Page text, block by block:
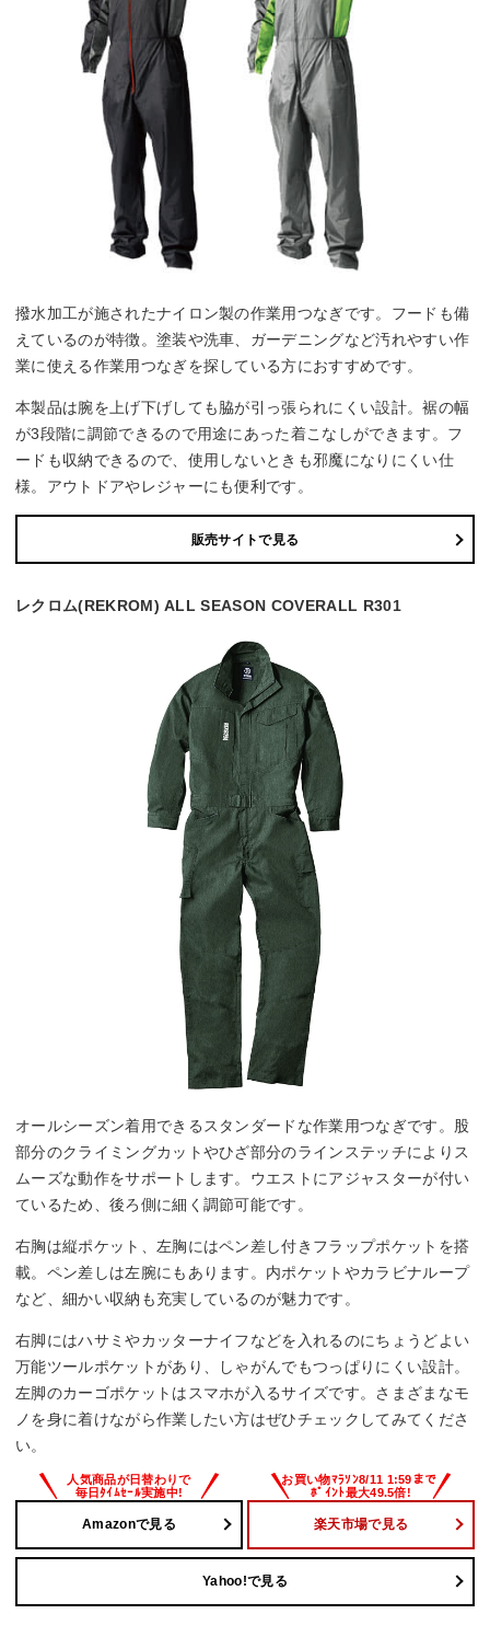
撥水加工が施されたナイロン製の作業用つなぎです。フードも備
えているのが特徴。塗装や洗車、ガーデニングなど汚れやすい作
業に使える作業用つなぎを探している方におすすめです。
本製品は腕を上げ下げしても脇が引っ張られにくい設計。裾の幅
が3段階に調節できるので用途にあった着こなしができます。フ
ードも収納できるので、使用しないときも邪魔になりにくい仕
様。アウトドアやレジャーにも便利です。
販売サイトで見る
レクロム(REKROM) ALL SEASON COVERALL R301
オールシーズン着用できるスタンダードな作業用つなぎです。股
部分のクライミングカットやひざ部分のラインステッチによりス
ムーズな動作をサポートします。ウエストにアジャスターが付い
ているため、後ろ側に細く調節可能です。
右胸は縦ポケット、左胸にはペン差し付きフラップポケットを搭
載。ペン差しは左腕にもあります。内ポケットやカラビナループ
など、細かい収納も充実しているのが魅力です。
右脚にはハサミやカッターナイフなどを入れるのにちょうどよい
万能ツールポケットがあり、しゃがんでもつっぱりにくい設計。
左脚のカーゴポケットはスマホが入るサイズです。さまざまなモ
ノを身に着けながら作業したい方はぜひチェックしてみてくださ
い。
Amazonで見る 楽天市場で見る
Yahoo!で見る